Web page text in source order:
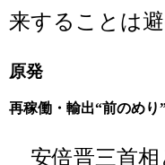
来することは
原発
再稼働・輸出“前のめり
安倍晋三首相